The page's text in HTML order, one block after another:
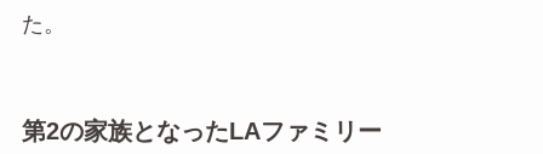
た。
第2の家族となったLAファミリー